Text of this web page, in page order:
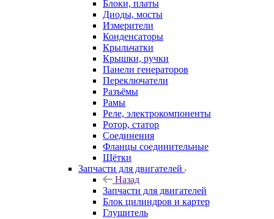
Блоки, платы
Диоды, мосты
Измерители
Конденсаторы
Крыльчатки
Крышки, ручки
Панели генераторов
Переключатели
Разъёмы
Рамы
Реле, электрокомпоненты
Ротор, статор
Соединения
Фланцы соединительные
Щётки
Запчасти для двигателей
Назад
Запчасти для двигателей
Блок цилиндров и картер
Глушитель